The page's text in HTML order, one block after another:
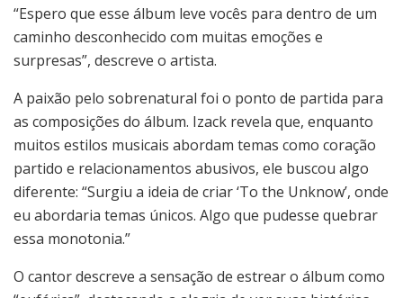
“Espero que esse álbum leve vocês para dentro de um
caminho desconhecido com muitas emoções e
surpresas”, descreve o artista.
A paixão pelo sobrenatural foi o ponto de partida para
as composições do álbum. Izack revela que, enquanto
muitos estilos musicais abordam temas como coração
partido e relacionamentos abusivos, ele buscou algo
diferente: “Surgiu a ideia de criar ‘To the Unknow’, onde
eu abordaria temas únicos. Algo que pudesse quebrar
essa monotonia.”
O cantor descreve a sensação de estrear o álbum como